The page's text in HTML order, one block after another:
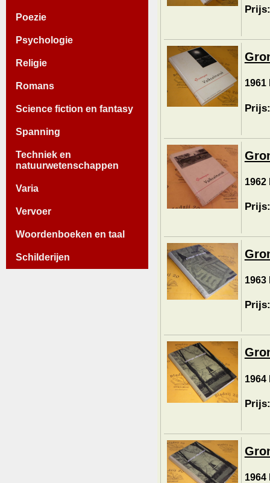
Poezie
Psychologie
Religie
Romans
Science fiction en fantasy
Spanning
Techniek en
natuurwetenschappen
Varia
Vervoer
Woordenboeken en taal
Schilderijen
1961
1962
1963
1964
1964